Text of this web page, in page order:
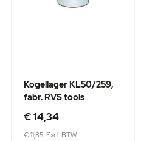
Kogellager KL50/259,
fabr. RVS tools
€ 14,34
€ 11,85